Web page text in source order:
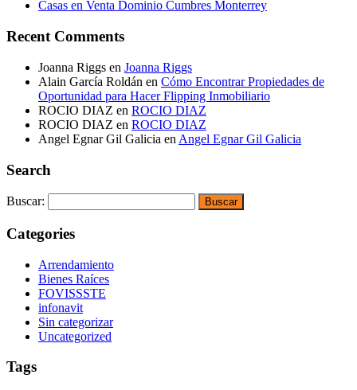
Casas en Venta Dominio Cumbres Monterrey
Recent Comments
Joanna Riggs en Joanna Riggs
Alain García Roldán en Cómo Encontrar Propiedades de
Oportunidad para Hacer Flipping Inmobiliario
ROCIO DIAZ en ROCIO DIAZ
ROCIO DIAZ en ROCIO DIAZ
Angel Egnar Gil Galicia en Angel Egnar Gil Galicia
Search
Buscar:
Categories
Arrendamiento
Bienes Raíces
FOVISSSTE
infonavit
Sin categorizar
Uncategorized
Tags